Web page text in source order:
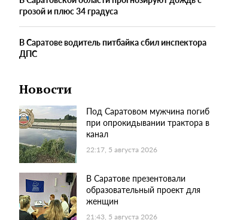
грозой и плюс 34 градуса
В Саратове водитель питбайка сбил инспектора
ДПС
Новости
Под Саратовом мужчина погиб
при опрокидывании трактора в
канал
22:17, 5 августа 2026
В Саратове презентовали
образовательный проект для
женщин
21:43, 5 августа 2026